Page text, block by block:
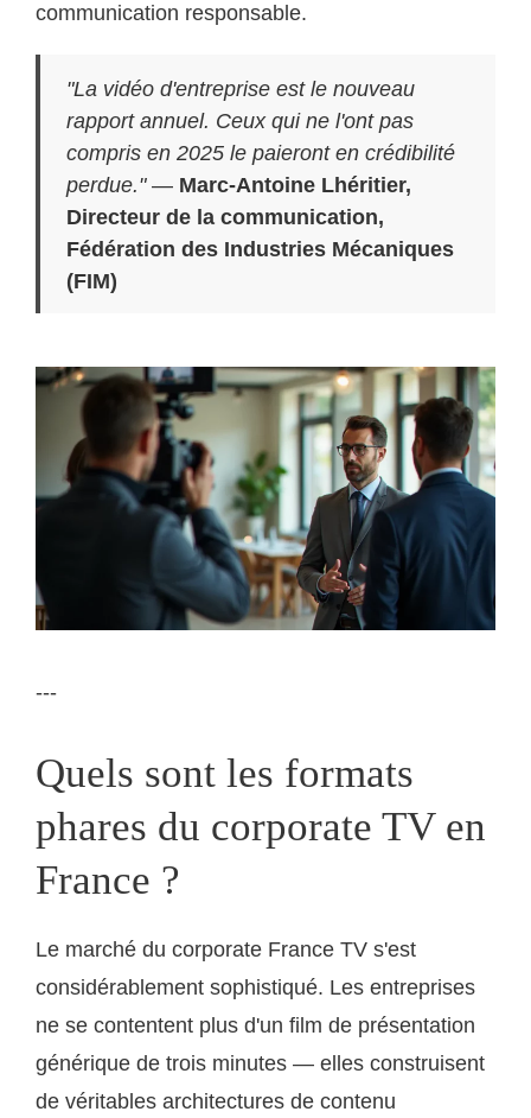
communication responsable.
"La vidéo d'entreprise est le nouveau
rapport annuel. Ceux qui ne l'ont pas
compris en 2025 le paieront en crédibilité
perdue."— Marc-Antoine Lhéritier,
Directeur de la communication,
Fédération des Industries Mécaniques
(FIM)
---
Quels sont les formats
phares du corporate TV en
France ?
Le marché du corporate France TV s'est
considérablement sophistiqué. Les entreprises
ne se contentent plus d'un film de présentation
générique de trois minutes — elles construisent
de véritables architectures de contenu